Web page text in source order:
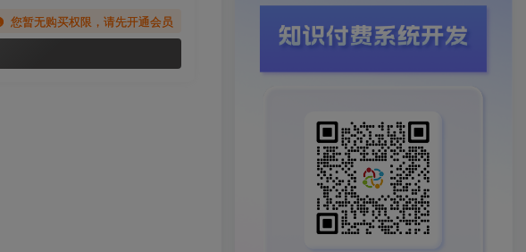
您暂无购买权限，请先开通会员